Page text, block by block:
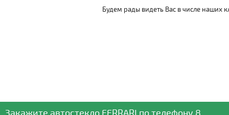
Будем рады видеть Вас в числе наших
Закажите автостекло FERRARI по телефону 8